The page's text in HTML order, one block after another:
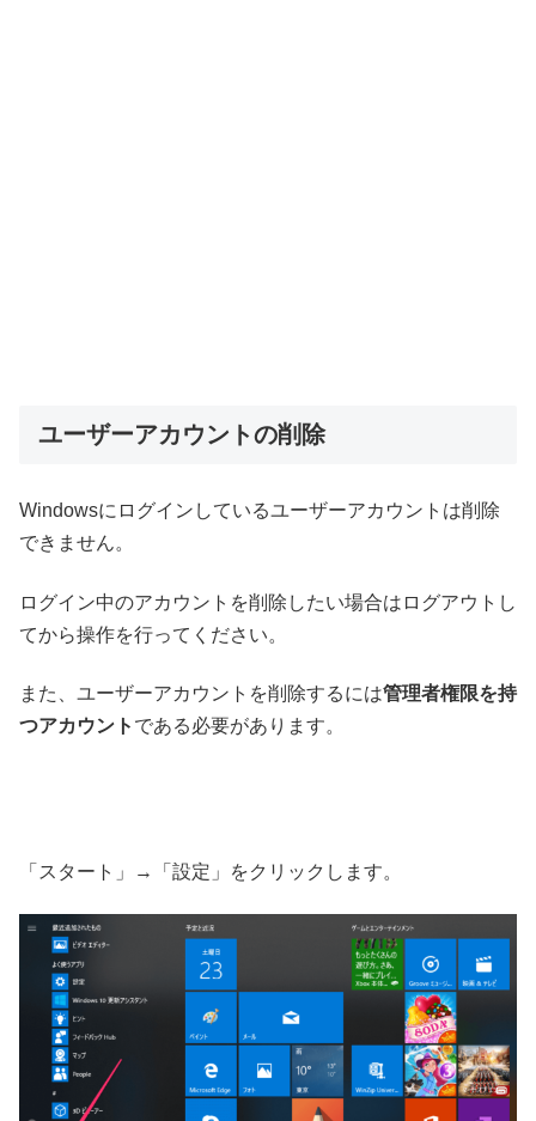
ユーザーアカウントの削除
Windowsにログインしているユーザーアカウントは削除
できません。
ログイン中のアカウントを削除したい場合はログアウトし
てから操作を行ってください。
また、ユーザーアカウントを削除するには管理者権限を持
つアカウント である必要があります。
「スタート」→「設定」をクリックします。